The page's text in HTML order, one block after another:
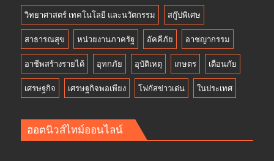
วิทยาศาสตร์ เทคโนโลยี และนวัตกรรม สกู๊ปพิเศษ
สาธารณสุข หน่วยงานภาครัฐ อัคคีภัย อาชญากรรม
อาชีพสร้างรายได้ อุทกภัย อุบัติเหตุ เกษตร เตือนภัย
เศรษฐกิจ เศรษฐกิจพอเพียง โฟกัสข่าวเด่น ในประเทศ
ฮอตนิวส์ไทม์ออนไลน์